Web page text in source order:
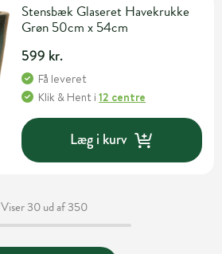
Stensbæk Glaseret Havekrukke
Grøn 50cm x 54cm
599 kr.
Få leveret
Klik & Hent i12 centre
Læg i kurv
Viser 30 ud af 350